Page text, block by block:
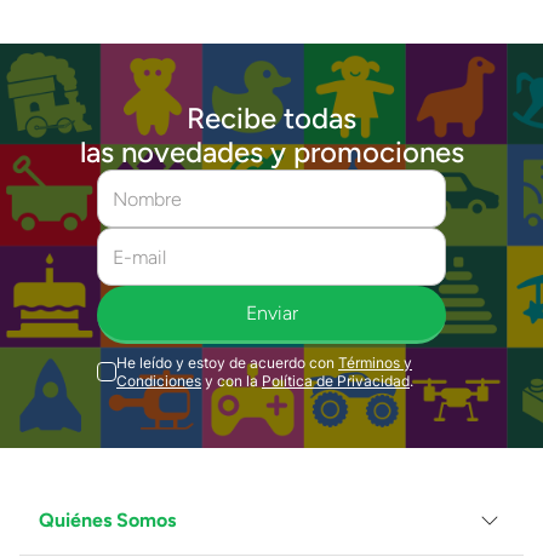
Recibe todas
las novedades y promociones
Enviar
He leído y estoy de acuerdo con Términos y
Condiciones y con la Política de Privacidad.
Quiénes Somos